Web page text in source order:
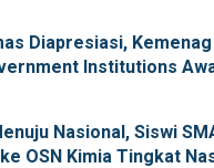
Diapresiasi, Kemenag
Institutions
Nasional, Siswi
OSN Kimia Tingkat